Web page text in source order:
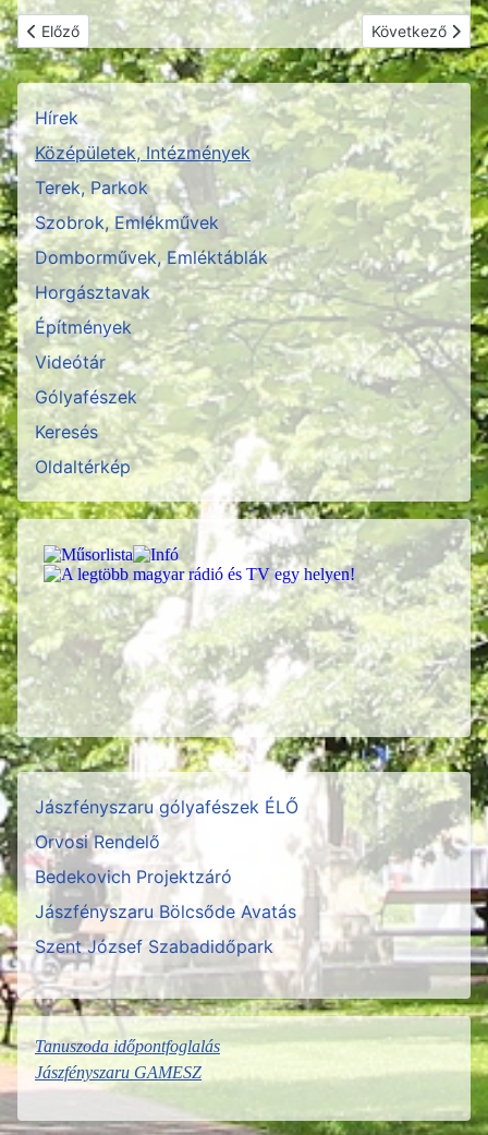
Jászfényszaru gólyafészek ÉLŐ
Orvosi Rendelő
Bedekovich Projektzáró
Jászfényszaru Bölcsőde Avatás
Szent József Szabadidőpark
Tanuszoda időpontfoglalás
Jászfényszaru GAMESZ
Előző cikk: Városgondnokság - GAMESZ
Előző Következő
Következő
Hírek
Középületek, Intézmények
Terek, Parkok
Szobrok, Emlékművek
Domborművek, Emléktáblák
Horgásztavak
Építmények
Videótár
Gólyafészek
Keresés
Oldaltérkép